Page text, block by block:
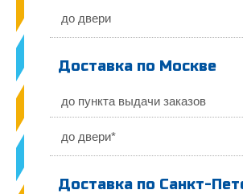
до двери
Доставка по Москве
до пункта выдачи заказов
до двери*
Доставка по Санкт-